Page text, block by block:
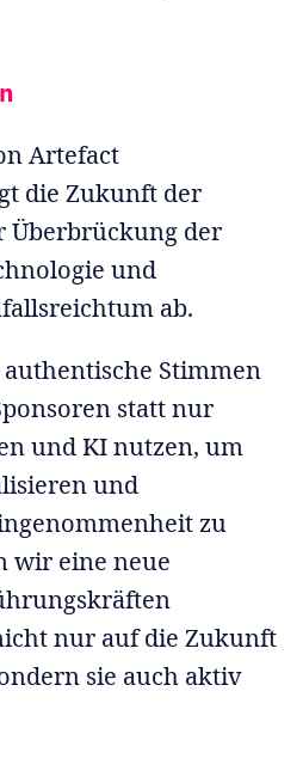
Artefact
die Zukunft der
Überbrückung der
und
ab.
Stimmen
statt nur
und KI nutzen, um
und
zu
wir eine neue
nur auf die Zukunft
sie auch aktiv